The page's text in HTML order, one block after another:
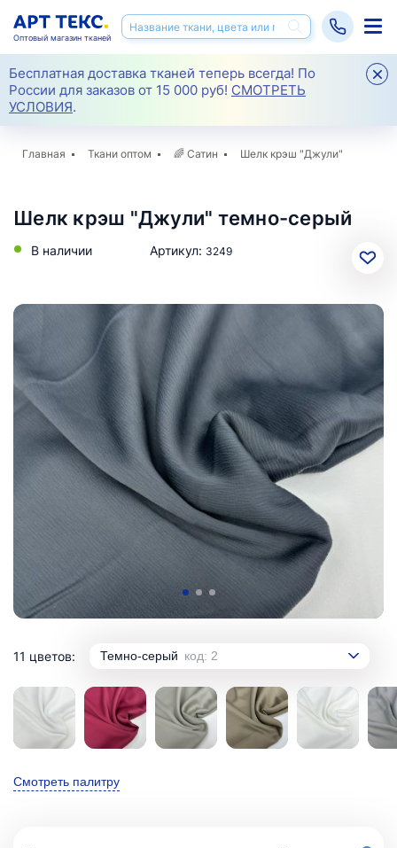
Бесплатная доставка тканей теперь всегда! По
России для заказов от 15 000 руб! СМОТРЕТЬ
УСЛОВИЯ.
Оптовый магазин тканей
Главная Ткани оптом 🌈 Сатин Шелк крэш "Джули"
Шелк крэш "Джули" темно-серый
В наличии Артикул: 3249
11 цветов: Темно-серый код: 2
Смотреть палитру